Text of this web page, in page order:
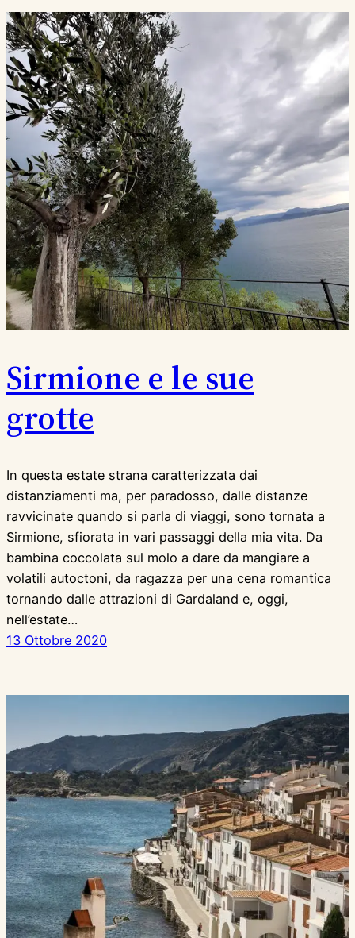
Sirmione e le sue
grotte
In questa estate strana caratterizzata dai
distanziamenti ma, per paradosso, dalle distanze
ravvicinate quando si parla di viaggi, sono tornata a
Sirmione, sfiorata in vari passaggi della mia vita. Da
bambina coccolata sul molo a dare da mangiare a
volatili autoctoni, da ragazza per una cena romantica
tornando dalle attrazioni di Gardaland e, oggi,
nell’estate…
13 Ottobre 2020